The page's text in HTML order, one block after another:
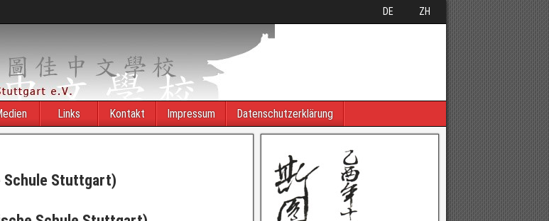
DE ZH
Links Kontakt Impressum Datenschutzerklärung
Schule Stuttgart)